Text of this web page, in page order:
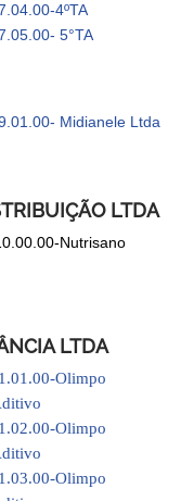
4ºTA
5°TA
Midianele Ltda
LTDA
Nutrisano
LTDA
Olimpo
Olimpo
Olimpo